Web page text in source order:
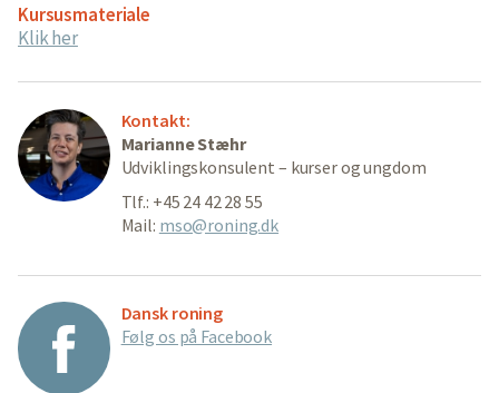
Kursusmateriale
Klik her
Kontakt:
Marianne Stæhr
Udviklingskonsulent – kurser og ungdom
Tlf.: +45 24 42 28 55
Mail: mso@roning.dk
Dansk roning
Følg os på Facebook